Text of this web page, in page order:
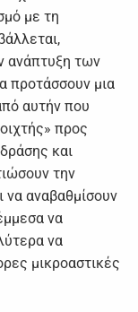
με τη
ανάπτυξη των
προτάσσουν μια
αυτήν που
προς
και
την
να αναβαθμίσουν
να
να
μικροαστικές